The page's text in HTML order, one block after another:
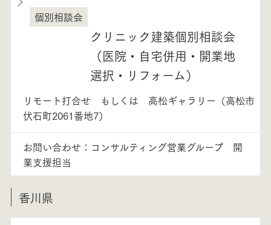
徳島県
個別相談会
クリニック建築個別相談会
（医院・自宅併用・開業地
選択・リフォーム）
リモート打合せ もしくは 高松ギャラリー（高松市
伏石町2061番地7）
お問い合わせ：コンサルティング営業グループ 開
業支援担当
香川県